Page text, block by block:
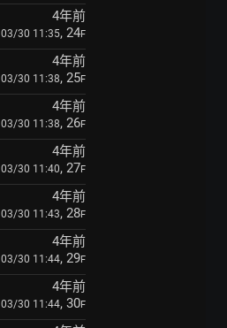
4年前
03/30 11:35, 24F
4年前
03/30 11:38, 25F
4年前
03/30 11:38, 26F
4年前
03/30 11:40, 27F
4年前
03/30 11:43, 28F
4年前
03/30 11:44, 29F
4年前
03/30 11:44, 30F